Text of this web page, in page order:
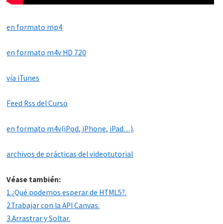
en formato mp4
en formato m4v HD 720
vía iTunes
Feed Rss del Curso
en formato m4v(iPod, iPhone, iPad…).
archivos de prácticas del videotutorial
Véase también:
1.¿Qué podemos esperar de HTML5?.
2.Trabajar con la API Canvas.
3.Arrastrar y Soltar.